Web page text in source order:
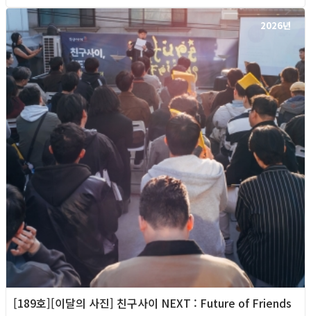
2026년
[189호][이달의 사진] 친구사이 NEXT : Future of Friends